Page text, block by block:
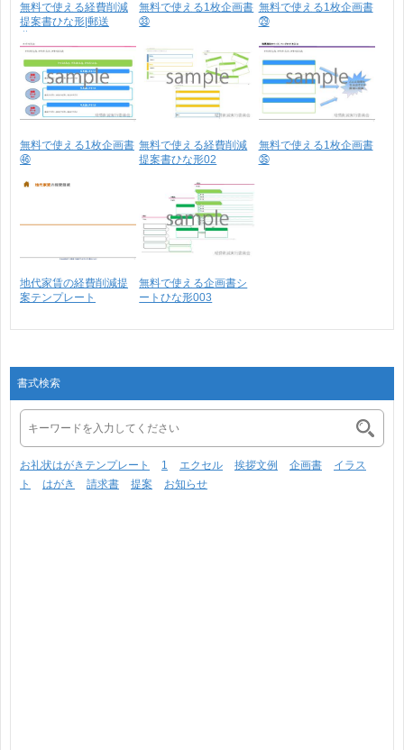
無料で使える経費削減
提案書ひな形|郵送
無料で使える1枚企画書
㉝
無料で使える1枚企画書
㉙
無料で使える1枚企画書
㊻
無料で使える経費削減
提案書ひな形02
無料で使える1枚企画書
㉟
地代家賃の経費削減提
案テンプレート
無料で使える企画書シ
ートひな形003
書式検索
お礼状はがきテンプレート 1 エクセル 挨拶文例 企画書
イラス
ト
はがき 請求書 提案 お知らせ